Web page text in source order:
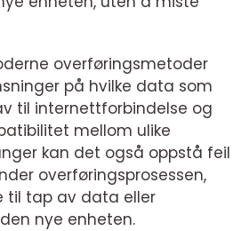
overføringsmetoder
på hvilke data som
til internettforbindelse og
mellom ulike
kan det også oppstå feil
overføringsprosessen,
til tap av data eller
nye enheten.